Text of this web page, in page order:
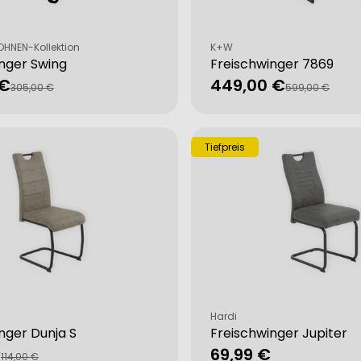
Swing
Kollektion
305,00 €
Freischwinger 7869
Verkäufer:
K+W
Verkaufspreis
449,00 €
Regulärer599,00 €
Dunja S
114,00 €
Tiefpreis
Freischwinger Jupiter
Verkäufer:
Hardi
Regulärer
69,99 €